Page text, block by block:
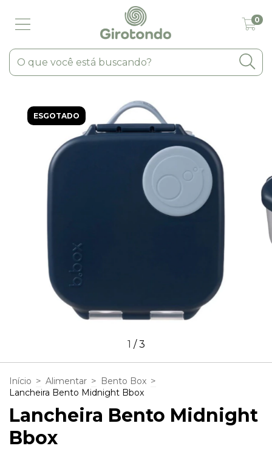
0
ESGOTADO
1 /3
Início > Alimentar > Bento Box >
Lancheira Bento Midnight Bbox
Lancheira Bento Midnight
Bbox